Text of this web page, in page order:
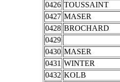
0426 TOUSSAINT
0427 MASER
0428 BROCHARD
0429
0430 MASER
0431 WINTER
0432 KOLB